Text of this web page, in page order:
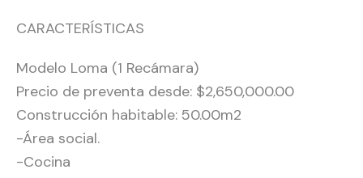
CARACTERÍSTICAS
Modelo Loma (1 Recámara)
Precio de preventa desde: $2,650,000.00
Construcción habitable: 50.00m2
-Área social.
-Cocina